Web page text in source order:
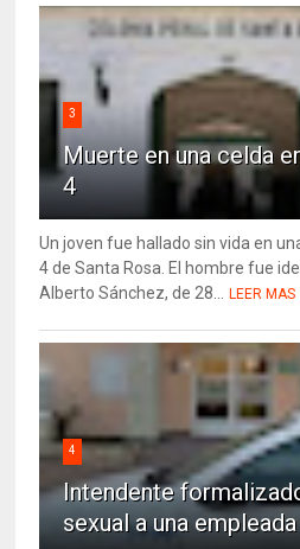
3
Muerte en una celda
4
Un joven fue hallado sin vida en
4 de Santa Rosa. El hombre fue
Alberto Sánchez, de 28...
LEER MAS
4
Intendente
sexual a una empleada